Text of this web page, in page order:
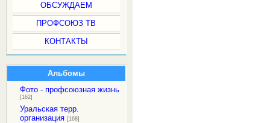
ОБСУЖДАЕМ
ПРОФСОЮЗ ТВ
КОНТАКТЫ
Альбомы
Фото - профсоюзная жизнь
[162]
Уральская терр.
организация [168]